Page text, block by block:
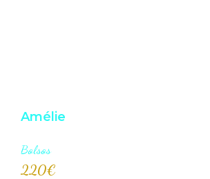
Amélie
Bolsos
220€